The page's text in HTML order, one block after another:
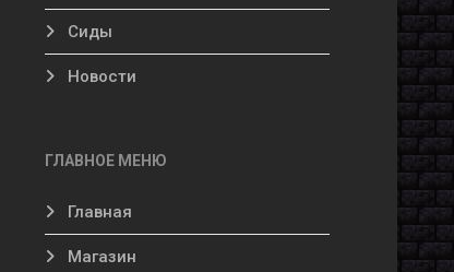
Сиды
Новости
ГЛАВНОЕ МЕНЮ
Главная
Магазин